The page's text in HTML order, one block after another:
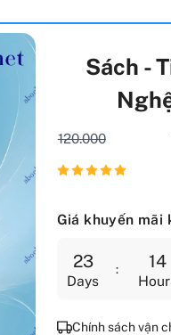
Sách -
120.000
Giá khuyến mãi
23
Days
14
Chính sách vận